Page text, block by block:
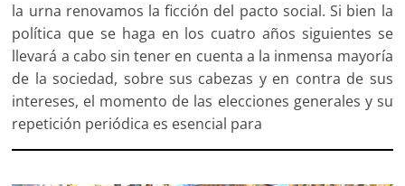
la urna renovamos la ficción del pacto social. Si bien la
política que se haga en los cuatro años siguientes se
llevará a cabo sin tener en cuenta a la inmensa mayoría
de la sociedad, sobre sus cabezas y en contra de sus
intereses, el momento de las elecciones generales y su
repetición periódica es esencial para